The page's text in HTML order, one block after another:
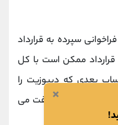
سپرده به قرارداد
قرارداد ممکن است با کل
بعدی که دیپوزیت را
شده قبلی را دریافت می
×